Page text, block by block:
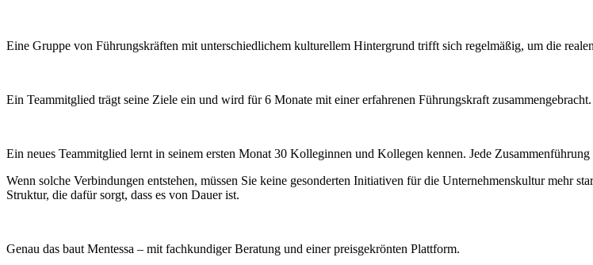
Eine Gruppe von Führungskräften mit unterschiedlichem kulturellem Hintergrund trifft sich regelmäßig, um die
Ein Teammitglied trägt seine Ziele ein und wird für 6 Monate mit einer erfahrenen Führungskraft
Ein neues Teammitglied lernt in seinem ersten Monat 30 Kolleginnen und Kollegen kennen. Jede
Wenn solche Verbindungen entstehen, müssen Sie keine gesonderten Initiativen für die Unternehmenskultur mehr
Struktur, die dafür sorgt, dass es von Dauer ist.
Genau das baut Mentessa – mit fachkundiger Beratung und einer preisgekrönten Plattform.